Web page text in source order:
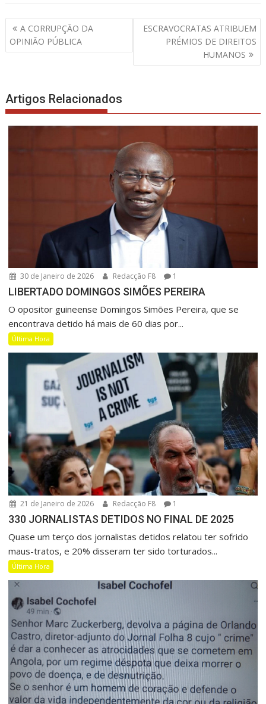
Navegação
de
artigos
A CORRUPÇÃO DA
OPINIÃO PÚBLICA
ESCRAVOCRATAS ATRIBUEM
PRÉMIOS DE DIREITOS
HUMANOS
Artigos Relacionados
30 de Janeiro de 2026 Redacção F8 1
LIBERTADO DOMINGOS SIMÕES PEREIRA
O opositor guineense Domingos Simões Pereira, que se
encontrava detido há mais de 60 dias por...
Última Hora
21 de Janeiro de 2026 Redacção F8 1
330 JORNALISTAS DETIDOS NO FINAL DE 2025
Quase um terço dos jornalistas detidos relatou ter sofrido
maus-tratos, e 20% disseram ter sido torturados...
Última Hora